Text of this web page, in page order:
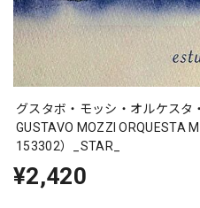
グスタボ・モッシ・オルケスタ
GUSTAVO MOZZI ORQUESTA
153302）_STAR_
¥2,420